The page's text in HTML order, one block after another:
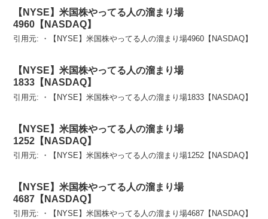
【NYSE】米国株やってる人の溜まり場
4960【NASDAQ】
引用元: ・【NYSE】米国株やってる人の溜まり場4960【NASDAQ】
【NYSE】米国株やってる人の溜まり場
1833【NASDAQ】
引用元: ・【NYSE】米国株やってる人の溜まり場1833【NASDAQ】
【NYSE】米国株やってる人の溜まり場
1252【NASDAQ】
引用元: ・【NYSE】米国株やってる人の溜まり場1252【NASDAQ】
【NYSE】米国株やってる人の溜まり場
4687【NASDAQ】
引用元: ・【NYSE】米国株やってる人の溜まり場4687【NASDAQ】